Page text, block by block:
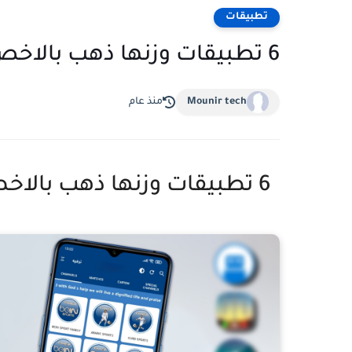
تطبيقات
6 تطبيقات وزنها ذهب بالاخص السادس تلفاز محمول في جيبك
Mounir tech منذ عام
6 تطبيقات وزنها ذهب بالاخص السادس تلفاز محمول في جيبك